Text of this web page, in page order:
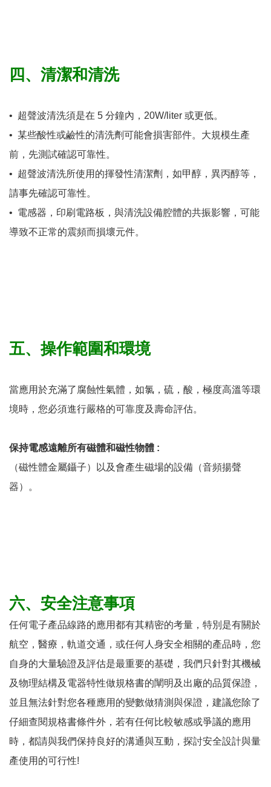
四、清潔和清洗
•​​​​​​​ 超聲波清洗須是在 5 分鐘內，20W/liter 或更低。
•​​​​​​​ 某些酸性或鹼性的清洗劑可能會損害部件。大規模生產
前，先測試確認可靠性。
•​​​​​​​ 超聲波清洗所使用的揮發性清潔劑，如甲醇，異丙醇等，
請事先確認可靠性。
•​​​​​​​ 電感器，印刷電路板，與清洗設備腔體的共振影響，可能
導致不正常的震頻而損壞元件。
五、操作範圍和環境
當應用於充滿了腐蝕性氣體，如氯，硫，酸，極度高溫等環
境時，您必須進行嚴格的可靠度及壽命評估。
保持電感遠離所有磁體和磁性物體 :
（磁性體金屬鑷子）以及會產生磁場的設備（音頻揚聲
器）。
六、安全注意事項
任何電子產品線路的應用都有其精密的考量，特別是有關於
航空，醫療，軌道交通，或任何人身安全相關的產品時，您
自身的大量驗證及評估是最重要的基礎，我們只針對其機械
及物理結構及電器特性做規格書的闡明及出廠的品質保證，
並且無法針對您各種應用的變數做猜測與保證，建議您除了
仔細查閱規格書條件外，若有任何比較敏感或爭議的應用
時，都請與我們保持良好的溝通與互動，探討安全設計與量
產使用的可行性!